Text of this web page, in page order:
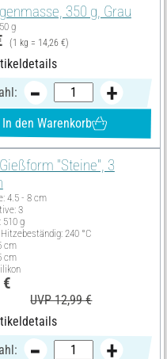
350 g, Grau
g
(1 kg = 14,26 €)
In den Warenkorb
"Steine", 3
4.5 - 8 cm
3
510 g
240 °C
cm
cm
UVP 12,99 €